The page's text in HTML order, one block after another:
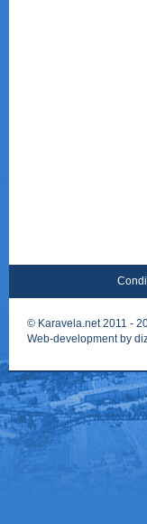
© Karavela.net2011 -
Web-development by